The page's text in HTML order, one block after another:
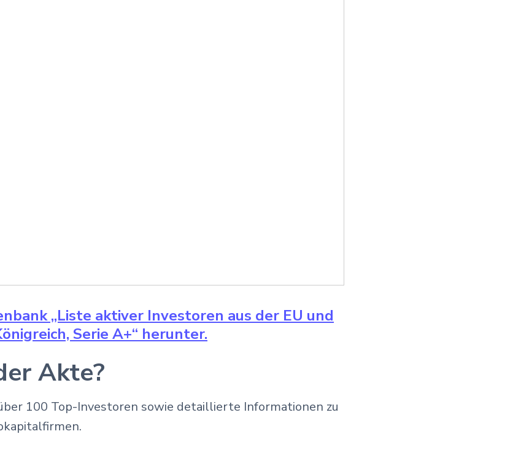
„Liste aktiver Investoren aus der EU und
Serie A+“ herunter.
Akte?
100 Top-Investoren sowie detaillierte Informationen zu